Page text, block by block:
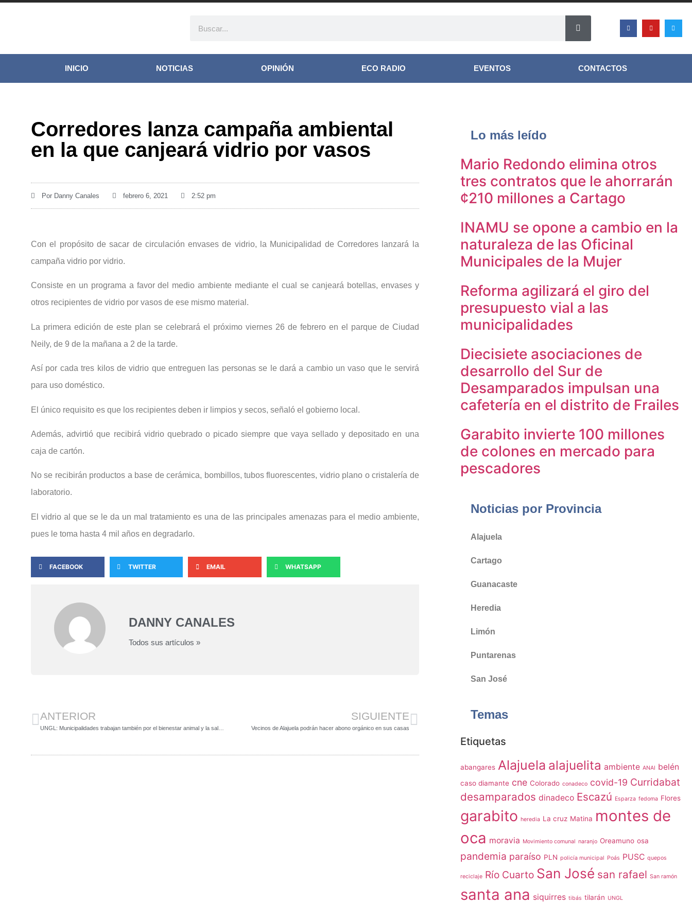
INICIO NOTICIAS OPINIÓN ECO RADIO EVENTOS CONTACTOS
Corredores lanza campaña ambiental
en la que canjeará vidrio por vasos
Por Danny Canales febrero 6, 2021 2:52 pm
Con el propósito de sacar de circulación envases de vidrio, la Municipalidad de Corredores lanzará la
campaña vidrio por vidrio.
Consiste en un programa a favor del medio ambiente mediante el cual se canjeará botellas, envases y
otros recipientes de vidrio por vasos de ese mismo material.
La primera edición de este plan se celebrará el próximo viernes 26 de febrero en el parque de Ciudad
Neily, de 9 de la mañana a 2 de la tarde.
Así por cada tres kilos de vidrio que entreguen las personas se le dará a cambio un vaso que le servirá
para uso doméstico.
El único requisito es que los recipientes deben ir limpios y secos, señaló el gobierno local.
Además, advirtió que recibirá vidrio quebrado o picado siempre que vaya sellado y depositado en una
caja de cartón.
No se recibirán productos a base de cerámica, bombillos, tubos fluorescentes, vidrio plano o cristalería de
laboratorio.
El vidrio al que se le da un mal tratamiento es una de las principales amenazas para el medio ambiente,
pues le toma hasta 4 mil años en degradarlo.
FACEBOOK TWITTER EMAIL WHATSAPP
DANNY CANALES
Todos sus artículos »
ANTERIOR SIGUIENTE
Vecinos de Alajuela podrán hacer abono orgánico en sus casas
Lo más leído
Mario Redondo elimina otros
tres contratos que le ahorrarán
¢210 millones a Cartago
INAMU se opone a cambio en la
naturaleza de las Oficinal
Municipales de la Mujer
Reforma agilizará el giro del
presupuesto vial a las
municipalidades
Diecisiete asociaciones de
desarrollo del Sur de
Desamparados impulsan una
cafetería en el distrito de Frailes
Garabito invierte 100 millones
de colones en mercado para
pescadores
Noticias por Provincia
Alajuela
Cartago
Guanacaste
Heredia
Limón
Puntarenas
San José
Temas
Etiquetas
abangares Alajuela alajuelita ambiente ANAI belén
caso diamante cne Colorado conadeco covid-19 Curridabat
desamparados dinadeco Escazú Esparza fedoma Flores
garabito heredia La cruz Matina montes de
oca moravia Movimiento comunal naranjo Oreamuno osa
pandemia paraíso PLN policía municipal Poás PUSC quepos
reciclaje Río Cuarto San José san rafael San ramón
santa ana siquirres tibás tilarán UNGL